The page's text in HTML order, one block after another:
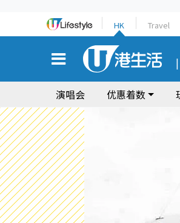
HK Travel
演唱会 优惠着数